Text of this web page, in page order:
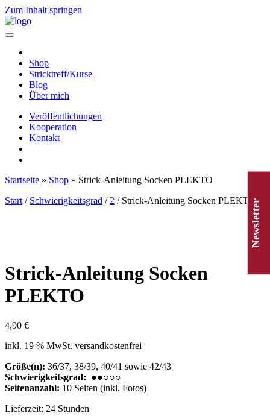
Zum Inhalt springen
Hauptnavigation
Shop
Stricktreff/Kurse
Blog
Über mich
Veröffentlichungen
Kooperation
Kontakt
Startseite » Shop » Strick-Anleitung Socken PLEKTO
Start / Schwierigkeitsgrad / 2 / Strick-Anleitung Socken PLEKTO
Strick-Anleitung Socken
PLEKTO
4,90 €
inkl. 19 % MwSt. versandkostenfrei
Größe(n): 36/37, 38/39, 40/41 sowie 42/43
Schwierigkeitsgrad: ●●○○○
Seitenanzahl: 10 Seiten (inkl. Fotos)
Lieferzeit: 24 Stunden
Newsletter